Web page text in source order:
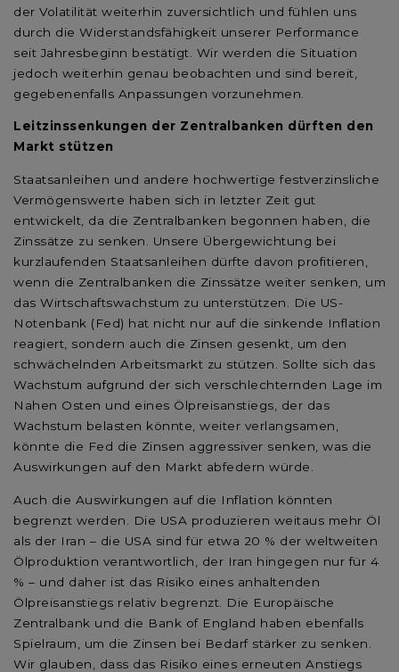
der Volatilität weiterhin zuversichtlich und fühlen uns
durch die Widerstandsfähigkeit unserer Performance
seit Jahresbeginn bestätigt. Wir werden die Situation
jedoch weiterhin genau beobachten und sind bereit,
gegebenenfalls Anpassungen vorzunehmen.
Leitzinssenkungen der Zentralbanken dürften den
Markt stützen
Staatsanleihen und andere hochwertige festverzinsliche
Vermögenswerte haben sich in letzter Zeit gut
entwickelt, da die Zentralbanken begonnen haben, die
Zinssätze zu senken. Unsere Übergewichtung bei
kurzlaufenden Staatsanleihen dürfte davon profitieren,
wenn die Zentralbanken die Zinssätze weiter senken, um
das Wirtschaftswachstum zu unterstützen. Die US-
Notenbank (Fed) hat nicht nur auf die sinkende Inflation
reagiert, sondern auch die Zinsen gesenkt, um den
schwächelnden Arbeitsmarkt zu stützen. Sollte sich das
Wachstum aufgrund der sich verschlechternden Lage im
Nahen Osten und eines Ölpreisanstiegs, der das
Wachstum belasten könnte, weiter verlangsamen,
könnte die Fed die Zinsen aggressiver senken, was die
Auswirkungen auf den Markt abfedern würde.
Auch die Auswirkungen auf die Inflation könnten
begrenzt werden. Die USA produzieren weitaus mehr Öl
als der Iran – die USA sind für etwa 20 % der weltweiten
Ölproduktion verantwortlich, der Iran hingegen nur für 4
% – und daher ist das Risiko eines anhaltenden
Ölpreisanstiegs relativ begrenzt. Die Europäische
Zentralbank und die Bank of England haben ebenfalls
Spielraum, um die Zinsen bei Bedarf stärker zu senken.
Wir glauben, dass das Risiko eines erneuten Anstiegs